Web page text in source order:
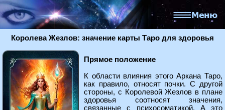
Королева Жезлов: значение карты Таро для здоровья
Прямое положение
К области влияния этого Аркана Таро,
как правило, относят почки. С другой
стороны, с Королевой Жезлов в плане
здоровья соотносят значения,
связанные с психосоматикой. А это